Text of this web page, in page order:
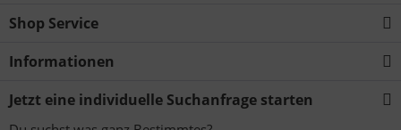
Shop Service
Informationen
Jetzt eine individuelle Suchanfrage starten